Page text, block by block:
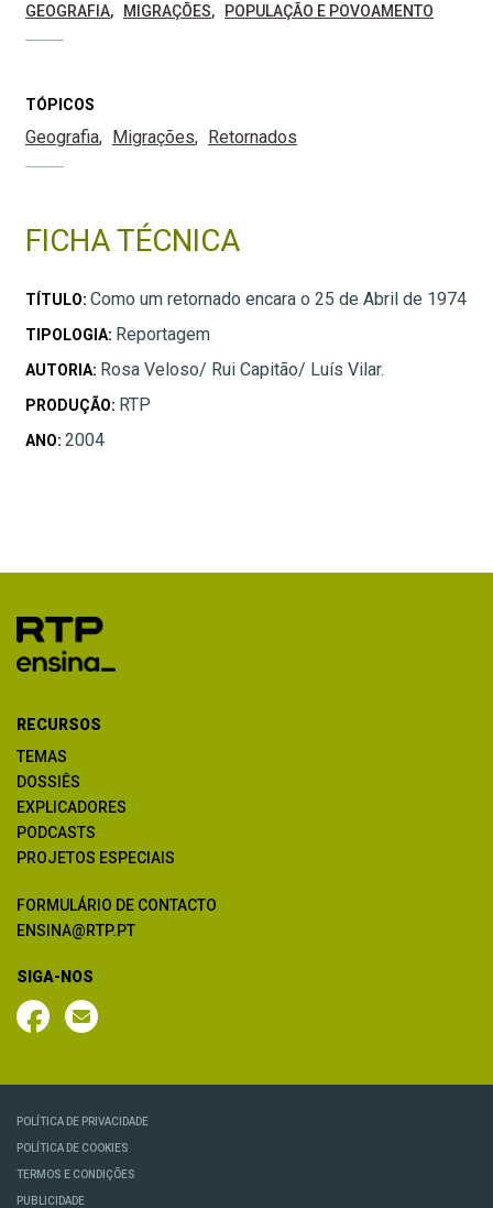
GEOGRAFIA
MIGRAÇÕES POPULAÇÃO E POVOAMENTO
TÓPICOS
Geografia Migrações Retornados
FICHA TÉCNICA
TÍTULO: Como um retornado encara o 25 de Abril de 1974
TIPOLOGIA: Reportagem
AUTORIA: Rosa Veloso/ Rui Capitão/ Luís Vilar.
PRODUÇÃO: RTP
ANO: 2004
RECURSOS
TEMAS
DOSSIÊS
EXPLICADORES
PODCASTS
PROJETOS ESPECIAIS
FORMULÁRIO DE CONTACTO
ENSINA@RTP.PT
SIGA-NOS
POLÍTICA DE PRIVACIDADE
POLÍTICA DE COOKIES
TERMOS E CONDIÇÕES
PUBLICIDADE